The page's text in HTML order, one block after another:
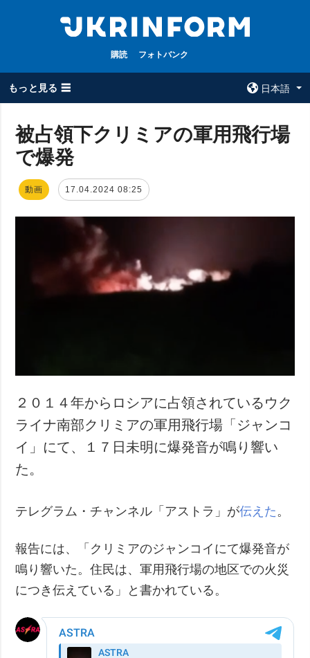
購読 フォトバンク
もっと見る ☰
日本語
全てのトピック
被占領地
政治
経済・復興
社会・文化
特集
インタビュー
写真
購読
フォトバンク
被占領下クリミアの軍用飛行場
で爆発
動画 17.04.2024 08:25
２０１４年からロシアに占領されているウク
ライナ南部クリミアの軍用飛行場「ジャンコ
イ」にて、１７日未明に爆発音が鳴り響い
た。
テレグラム・チャンネル「アストラ」が伝えた 。
報告には、「クリミアのジャンコイにて爆発音が
鳴り響いた。住民は、軍用飛行場の地区での火災
につき伝えている」と書かれている。